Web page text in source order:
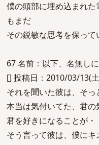
僕の頭部に埋め込まれ
もまだ
その鋭敏な思考を保って
67 名前：以下、名無し
[] 投稿日：2010/03/13(
それを聞いた彼は、そっ
本当は気付いてた、君
君を好きになることが・
そう言って彼は、僕にキ